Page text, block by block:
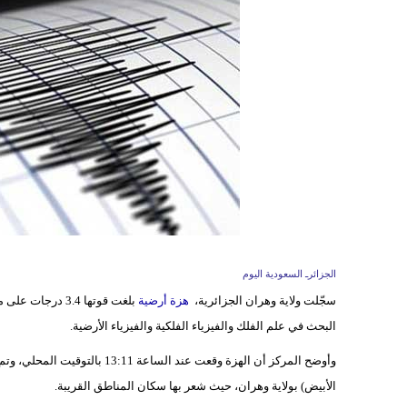
الجزائرـ السعودية اليوم
سجّلت ولاية وهران الجزائرية، هزة أرضية
بلغت قوتها
البحث في علم الفلك والفيزياء الفلكية والفيزياء الأرضية.
الأبيض) بولاية وهران، حيث شعر بها سكان المناطق القريبة.